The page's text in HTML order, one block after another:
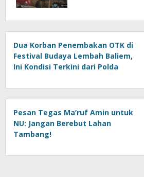
Dua Korban Penembakan OTK di
Festival Budaya Lembah Baliem,
Ini Kondisi Terkini dari Polda
Pesan Tegas Ma’ruf Amin untuk
NU: Jangan Berebut Lahan
Tambang!